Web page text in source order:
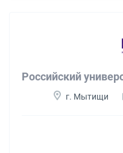
Российский
г. Мытищи